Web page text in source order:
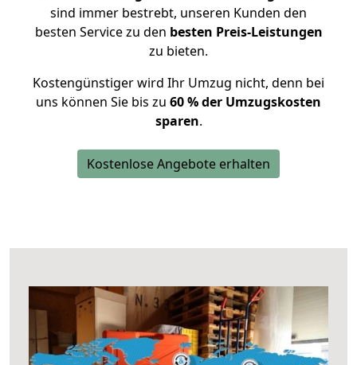
sind immer bestrebt, unseren Kunden den
besten Service zu den besten Preis-Leistungen
zu bieten.
Kostengünstiger wird Ihr Umzug nicht, denn bei
uns können Sie bis zu 60 % der Umzugskosten
sparen.
Kostenlose Angebote erhalten